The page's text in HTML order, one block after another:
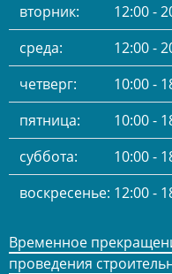
вторник:
12:00 -
среда:
12:00 -
четверг:
10:00 -
пятница:
10:00 -
суббота:
10:00 -
воскресенье: 12:00 -
Временное
проведения